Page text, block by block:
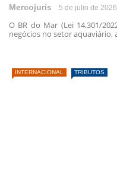
Mercojuris 5 de julio de 2026
O BR do Mar (Lei 14.301/
negócios no setor aquaviário,
INTERNACIONAL TRIBUTOS